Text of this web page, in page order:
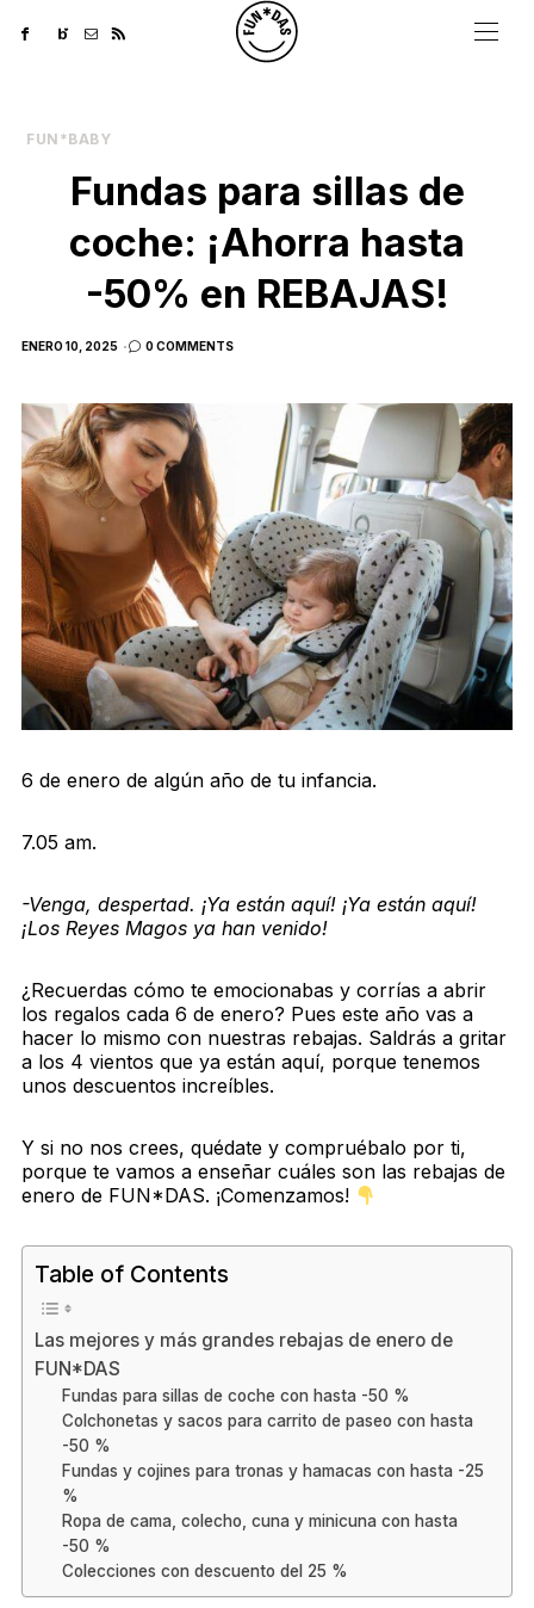
FUN*BABY
Fundas para sillas de
coche: ¡Ahorra hasta
-50% en REBAJAS!
POSTED
ENERO 10, 2025 0 COMMENTS
6 de enero de algún año de tu infancia.
7.05 am.
-Venga, despertad. ¡Ya están aquí! ¡Ya están aquí!
¡Los Reyes Magos ya han venido!
¿Recuerdas cómo te emocionabas y corrías a abrir
los regalos cada 6 de enero? Pues este año vas a
hacer lo mismo con nuestras rebajas. Saldrás a gritar
a los 4 vientos que ya están aquí, porque tenemos
unos descuentos increíbles.
Y si no nos crees, quédate y compruébalo por ti,
porque te vamos a enseñar cuáles son las rebajas de
enero de FUN*DAS. ¡Comenzamos!
Table of Contents
Las mejores y más grandes rebajas de enero de
FUN*DAS
Fundas para sillas de coche con hasta -50 %
Colchonetas y sacos para carrito de paseo con hasta
-50 %
Fundas y cojines para tronas y hamacas con hasta -25
%
Ropa de cama, colecho, cuna y minicuna con hasta
-50 %
Colecciones con descuento del 25 %